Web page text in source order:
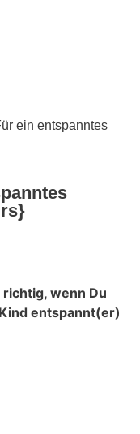
ein entspanntes
wenn Du
entspannt(er)